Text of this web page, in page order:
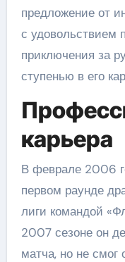
предложение от
с удовольствием
приключения за
ступенью в его
карьера
В феврале 2006
первом раунде
лиги командой
2007 сезоне он
матча, но не смог